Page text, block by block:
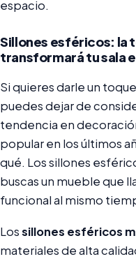
espacio.
Sillones esféricos: la
transformará tu sala
Si quieres darle un
puedes dejar de
tendencia en
popular en los últimos
qué. Los sillones
buscas un mueble que
funcional al mismo
Lossillones esféricos
materiales de alta